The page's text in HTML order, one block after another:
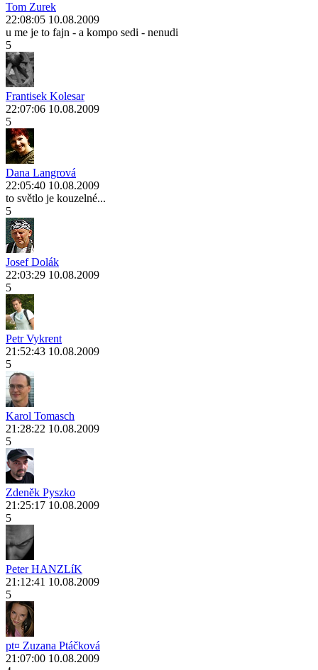
Tom Zurek
22:08:05 10.08.2009
u me je to fajn - a kompo sedi - nenudi
5
Frantisek Kolesar
22:07:06 10.08.2009
5
Dana Langrová
22:05:40 10.08.2009
to světlo je kouzelné...
5
Josef Dolák
22:03:29 10.08.2009
5
Petr Vykrent
21:52:43 10.08.2009
5
Karol Tomasch
21:28:22 10.08.2009
5
Zdeněk Pyszko
21:25:17 10.08.2009
5
Peter HANZLíK
21:12:41 10.08.2009
5
pt¤ Zuzana Ptáčková
21:07:00 10.08.2009